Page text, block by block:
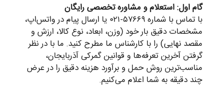
گام اول: استعلام و مشاوره تخصصی رایگان
با تماس با شماره ۵۷۶۶۹-۰۲۱ یا ارسال پیام در واتس‌اپ،
مشخصات دقیق بار خود (وزن، ابعاد، نوع کالا، ارزش و
مقصد نهایی) را با کارشناس ما مطرح کنید. ما با در نظر
گرفتن آخرین تعرفه‌ها و قوانین گمرکی آذربایجان،
مناسب‌ترین روش حمل و برآورد هزینه دقیق را در عرض
چند دقیقه به شما اعلام می‌کنیم.